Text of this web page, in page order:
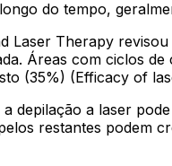
do tempo,
Laser Therapy
Áreas com ciclos
(35%) (Efficacy of
a depilação a laser
restantes podem